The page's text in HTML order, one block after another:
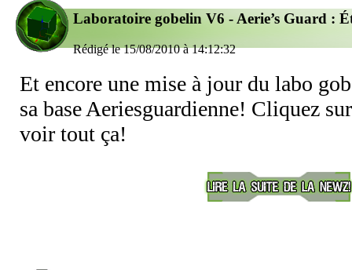
Laboratoire gobelin V6 - Aerie’s Guard :
Rédigé le 15/08/2010 à 14:12:32
Et encore une mise à jour du labo
sa base Aeriesguardienne! Cliquez
voir tout ça!